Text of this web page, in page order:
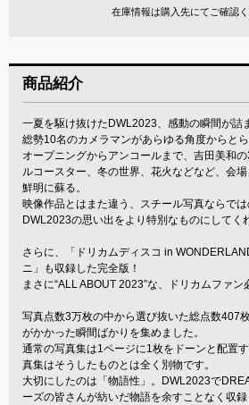
在庫情報は購入先にてご確認く
商品紹介
一夏を駆け抜けたDWL2023、感動の瞬間が詰
総勢10名のカメラマンがあらゆる角度からと
オープニングからアンコールまで、吉田美和
ルコースター、冬の世界、花火などなど、会
鮮明に蘇る。
映像作品とはまた違う、スチール写真ならでは
DWL2023の思い出をより特別なものにしてく
さらに、「ドリカムディスコ in
ニ」も収録した完全版！
まさに“ALL ABOUT 2023”な、ドリカムファン
写真点数3万枚の中から選び抜いた総点数407
がかかった瞬間ばかりを集めました。
通常の写真集は1ページに1枚をドーンと配置
真集はそうしたものとは全く別物です。
大切にしたのは「物語性」。DWL2023で
ーズの皆さんが紡いだ物語を余すことなく収